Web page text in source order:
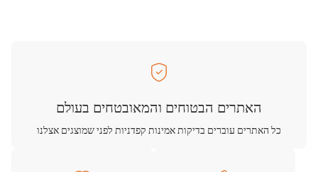
האתרים הבטוחים והמאובטחים בעולם
כל האתרים עוברים בדיקות אמינות קפדניות לפני שמוצגים אצלנו